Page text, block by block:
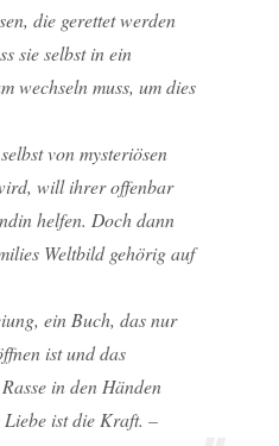
die gerettet werden
sie selbst in ein
wechseln muss, um dies
von mysteriösen
will ihrer offenbar
helfen. Doch dann
Weltbild gehörig auf
ein Buch, das nur
ist und das
in den Händen
ist die Kraft. –